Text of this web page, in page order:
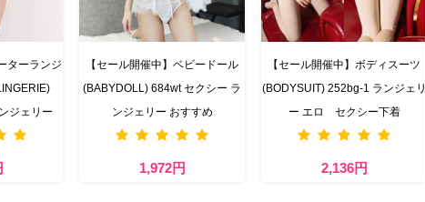
ターランジ
ジェリー
【セール開催中】ベビードール
(BABYDOLL) 684wt セクシー ラ
ンジェリー おすすめ
1,972円
【セール開催中】ボディスーツ
(BODYSUIT) 252bg-1 ランジェリ
ー エロ セクシー下着
2,136円